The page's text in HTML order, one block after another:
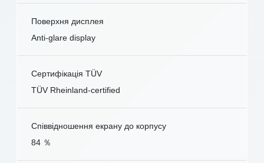
Поверхня дисплея
Anti-glare display
Сертифікація TÜV
TÜV Rheinland-certified
Співвідношення екрану до корпусу
84 ％